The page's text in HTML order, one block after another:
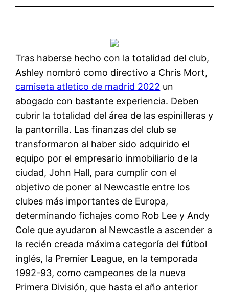
Tras haberse hecho con la totalidad del club,
Ashley nombró como directivo a Chris Mort,
camiseta atletico de madrid 2022 un
abogado con bastante experiencia. Deben
cubrir la totalidad del área de las espinilleras y
la pantorrilla. Las finanzas del club se
transformaron al haber sido adquirido el
equipo por el empresario inmobiliario de la
ciudad, John Hall, para cumplir con el
objetivo de poner al Newcastle entre los
clubes más importantes de Europa,
determinando fichajes como Rob Lee y Andy
Cole que ayudaron al Newcastle a ascender a
la recién creada máxima categoría del fútbol
inglés, la Premier League, en la temporada
1992-93, como campeones de la nueva
Primera División, que hasta el año anterior